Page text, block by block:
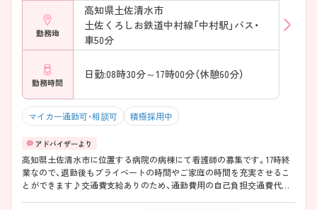
勤務地
高知県土佐清水市
土佐くろしお鉄道中村線「中村駅」バス・
車50分
勤務時間
日勤:08時30分～17時00分（休憩60分）
マイカー通勤可・相談可 積極採用中
高知県土佐清水市に位置する病院の病棟にて看護師の募集です。17時終
業なので、退勤後もプライベートの時間やご家庭の時間を充実させるこ
とができます♪交通費支給ありのため、通勤費用の自己負担交通費代の